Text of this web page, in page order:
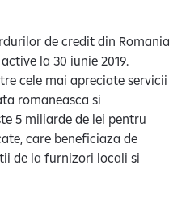
de credit din Romania
la 30 iunie 2019.
cele mai apreciate servicii
romaneasca si
5 miliarde de lei pentru
care beneficiaza de
de la furnizori locali si